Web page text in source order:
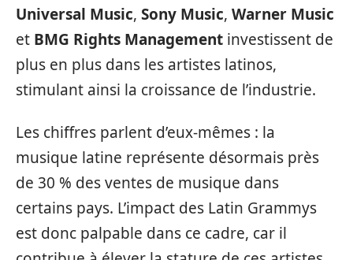
Universal Music, Sony Music, Warner Music
et BMG Rights Management investissent de
plus en plus dans les artistes latinos,
stimulant ainsi la croissance de l’industrie.
Les chiffres parlent d’eux-mêmes : la
musique latine représente désormais près
de 30 % des ventes de musique dans
certains pays. L’impact des Latin Grammys
est donc palpable dans ce cadre, car il